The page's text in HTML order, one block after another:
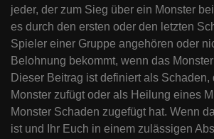
jeder, der zum Sieg über ein Monster
es durch den ersten oder den letzten
Spieler einer Gruppe angehören oder
Belohnung bekommt, wenn das
Dieser Beitrag ist definiert als Schaden,
Monster zufügt oder als Heilung eines
Monster Schaden zugefügt hat. Wenn
ist und Ihr Euch in einem zulässigen